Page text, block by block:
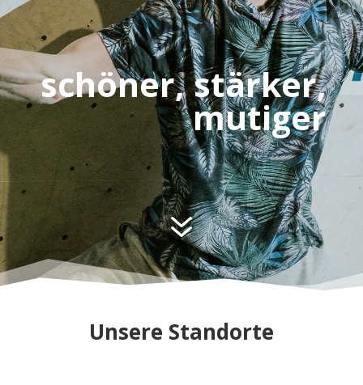
schöner, stärker,
mutiger
7
Unsere Standorte